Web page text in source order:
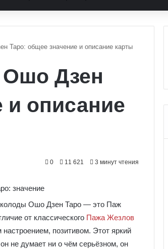
Таро: общее значение и описание карты
Ошо Дзен
и описание
0 11 621 3 минут чтения
колоды Ошо Дзен Таро — это Паж
от классического Пажа Жезлов
позитивом. Этот яркий
не думает ни о чём серьёзном, он